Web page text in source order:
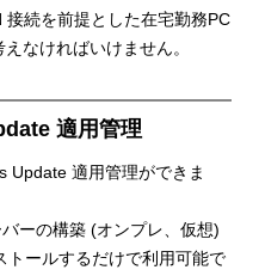
続を前提とした在宅勤務PC
なければいけません。
適用管理
Update 適用管理ができま
ーの構築 (オンプレ、仮想)
トールするだけで利用可能で